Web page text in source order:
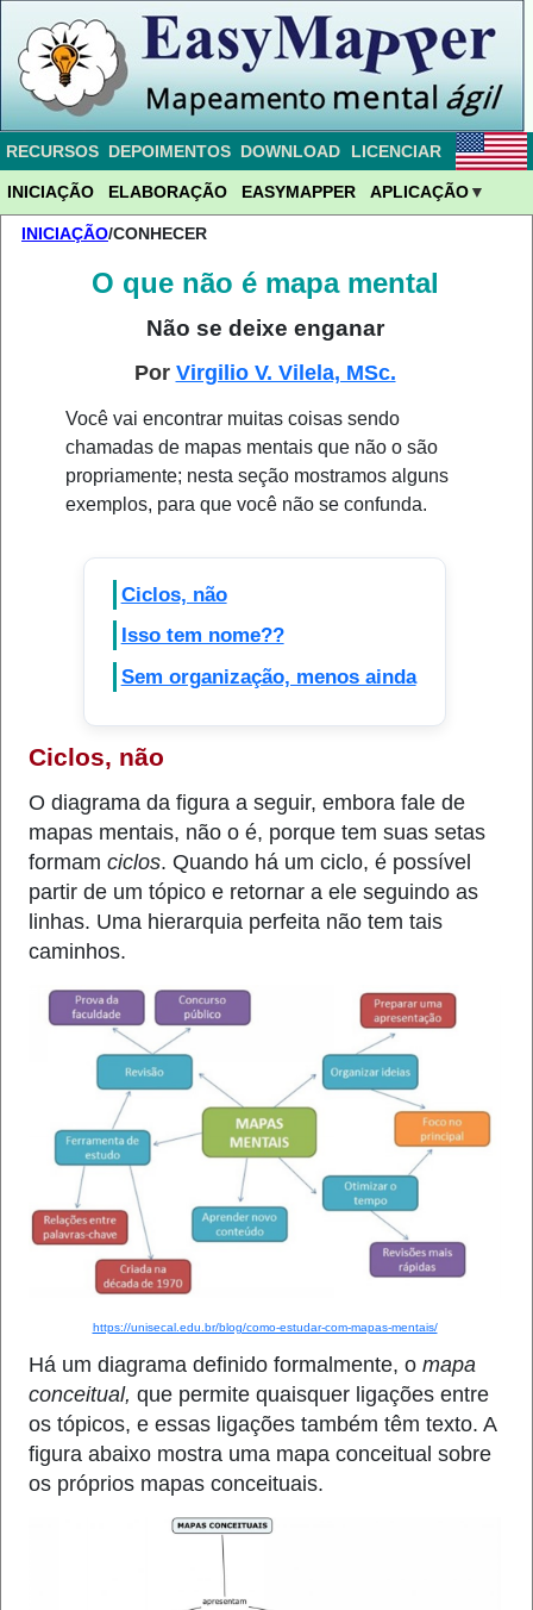
RECURSOS DEPOIMENTOS DOWNLOAD LICENCIAR
INICIAÇÃO ELABORAÇÃO EASYMAPPER APLICAÇÃO
INICIAÇÃO/CONHECER
O que não é mapa mental
Não se deixe enganar
Por Virgilio V. Vilela, MSc.
Você vai encontrar muitas coisas sendo
chamadas de mapas mentais que não o são
propriamente; nesta seção mostramos alguns
exemplos, para que você não se confunda.
Ciclos, não
Isso tem nome??
Sem organização, menos ainda
Ciclos, não
O diagrama da figura a seguir, embora fale de
mapas mentais, não o é, porque tem suas setas
formamciclos. Quando há um ciclo, é possível
partir de um tópico e retornar a ele seguindo as
linhas. Uma hierarquia perfeita não tem tais
caminhos.
https://unisecal.edu.br/blog/como-estudar-com-mapas-mentais/
Há um diagrama definido formalmente, omapa
conceitual, que permite quaisquer ligações entre
os tópicos, e essas ligações também têm texto. A
figura abaixo mostra uma mapa conceitual sobre
os próprios mapas conceituais.